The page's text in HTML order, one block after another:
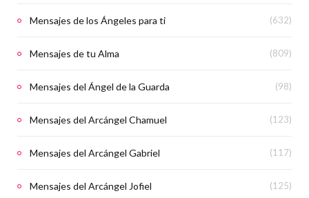
Mensajes de los Ángeles para ti (632)
Mensajes de tu Alma (809)
Mensajes del Ángel de la Guarda (98)
Mensajes del Arcángel Chamuel (123)
Mensajes del Arcángel Gabriel (117)
Mensajes del Arcángel Jofiel (125)